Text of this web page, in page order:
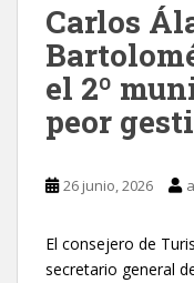
Carlos
el 2º
peor
26 junio, 2026
El consejero de
secretario general